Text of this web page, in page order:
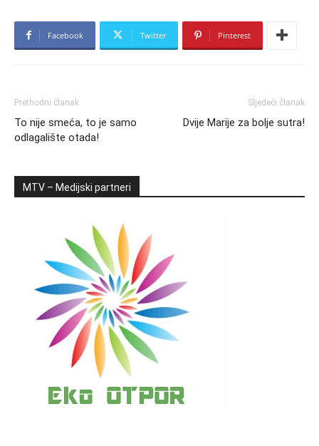
Facebook Twitter Pinterest
Prethodni članak
To nije smeća, to je samo
odlagalište otada!
Sljedeći članak
Dvije Marije za bolje sutra!
MTV – Medijski partneri